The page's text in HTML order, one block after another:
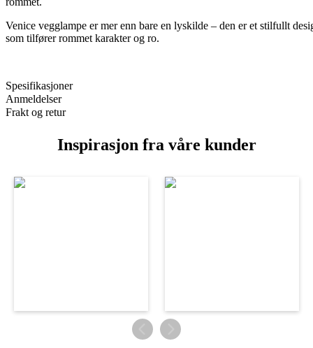
Venice vegglampe er mer enn bare en lyskilde – den er et stilfullt
som tilfører rommet karakter og ro.
Spesifikasjoner
Anmeldelser
Frakt og retur
Inspirasjon fra våre kunder